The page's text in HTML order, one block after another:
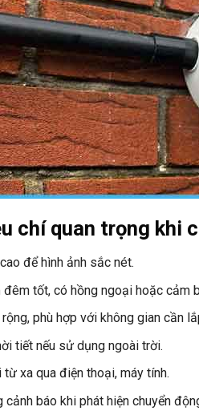
chí quan trọng khi
để hình ảnh sắc nét.
đêm tốt, có hồng ngoại hoặc cảm
phù hợp với không gian cần
tiết nếu sử dụng ngoài trời.
từ xa qua điện thoại, máy tính.
cảnh báo khi phát hiện chuyển